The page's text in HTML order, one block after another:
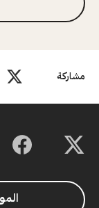
مشاركة